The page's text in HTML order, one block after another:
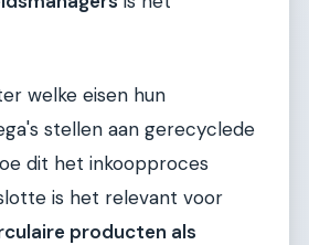
welke eisen hun
stellen aan gerecyclede
dit het inkoopproces
is het relevant voor
producten als